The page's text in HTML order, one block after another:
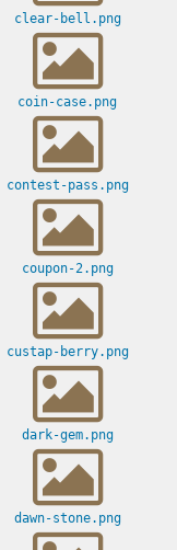
clear-bell.png
coin-case.png
contest-pass.png
coupon-2.png
custap-berry.png
dark-gem.png
dawn-stone.png